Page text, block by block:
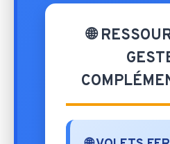
🌐